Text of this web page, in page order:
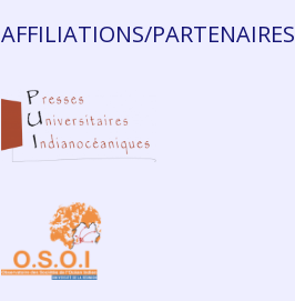
AFFILIATIONS/PARTENAIRES